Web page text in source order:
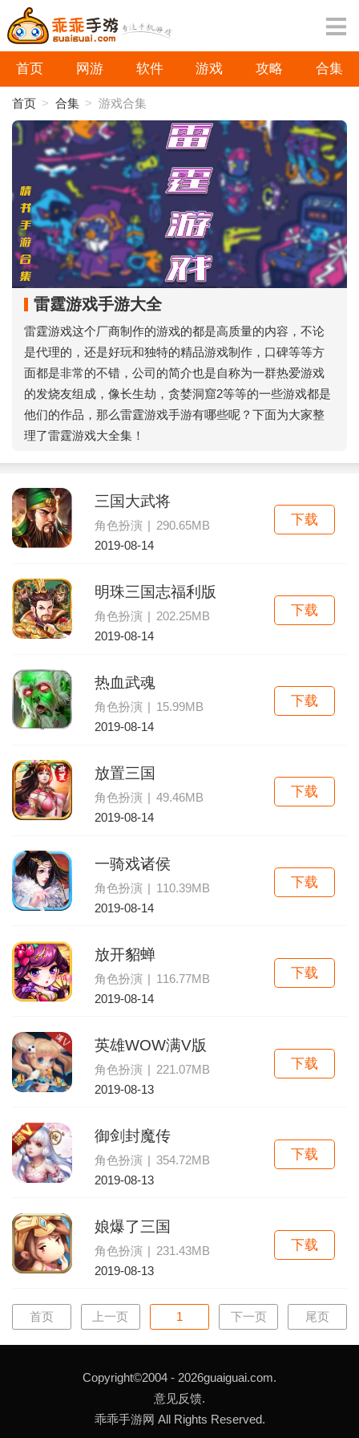
首页 网游 软件 游戏 攻略 合集
首页 > 合集 > 游戏合集
雷霆游戏手游大全
雷霆游戏这个厂商制作的游戏的都是高质量的内容，不论
是代理的，还是好玩和独特的精品游戏制作，口碑等等方
面都是非常的不错，公司的简介也是自称为一群热爱游戏
的发烧友组成，像长生劫，贪婪洞窟2等等的一些游戏都是
他们的作品，那么雷霆游戏手游有哪些呢？下面为大家整
理了雷霆游戏大全集！
三国大武将
角色扮演 | 290.65MB
2019-08-14
下载
明珠三国志福利版
角色扮演 | 202.25MB
2019-08-14
下载
热血武魂
角色扮演 | 15.99MB
2019-08-14
下载
放置三国
角色扮演 | 49.46MB
2019-08-14
下载
一骑戏诸侯
角色扮演 | 110.39MB
2019-08-14
下载
放开貂蝉
角色扮演 | 116.77MB
2019-08-14
下载
英雄WOW满V版
角色扮演 | 221.07MB
2019-08-13
下载
御剑封魔传
角色扮演 | 354.72MB
2019-08-13
下载
娘爆了三国
角色扮演 | 231.43MB
2019-08-13
下载
首页 上一页 1 下一页 尾页
Copyright©2004 - 2026guaiguai.com.
意见反馈.
乖乖手游网 All Rights Reserved.